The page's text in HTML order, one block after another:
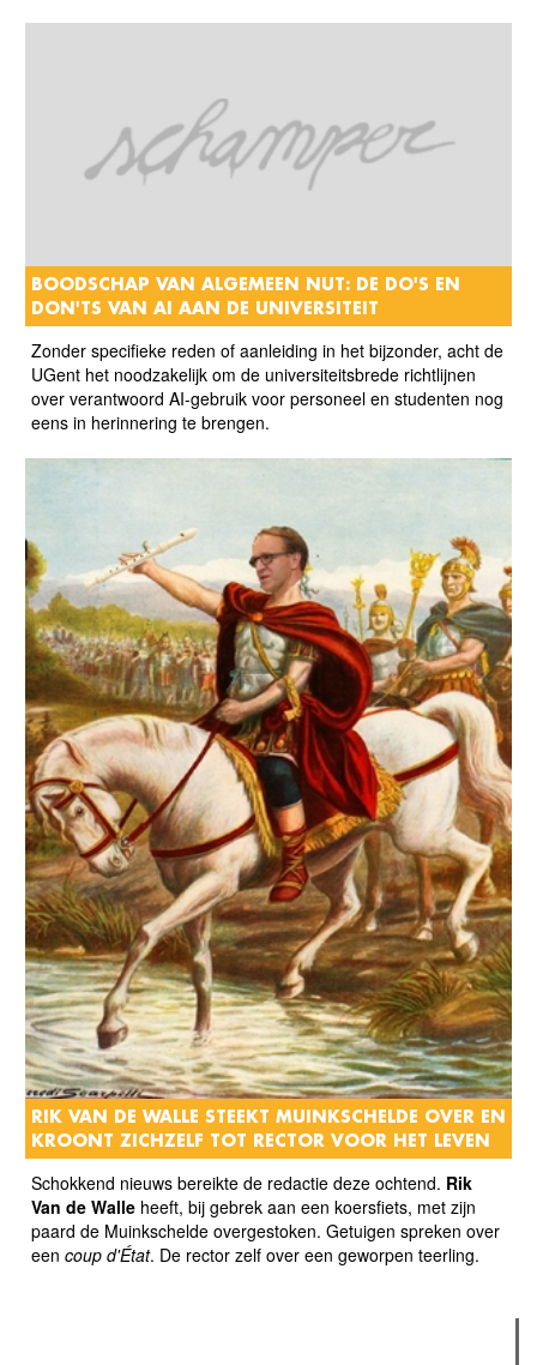
BOODSCHAP VAN ALGEMEEN NUT: DE DO'S EN
DON'TS VAN AI AAN DE UNIVERSITEIT
Zonder specifieke reden of aanleiding in het bijzonder, acht de
UGent het noodzakelijk om de universiteitsbrede richtlijnen
over verantwoord AI-gebruik voor personeel en studenten nog
eens in herinnering te brengen.
RIK VAN DE WALLE STEEKT MUINKSCHELDE OVER EN
KROONT ZICHZELF TOT RECTOR VOOR HET LEVEN
Schokkend nieuws bereikte de redactie deze ochtend. Rik
Van de Walle heeft, bij gebrek aan een koersfiets, met zijn
paard de Muinkschelde overgestoken. Getuigen spreken over
een coup d'État. De rector zelf over een geworpen teerling.